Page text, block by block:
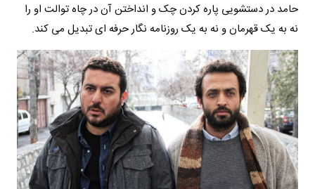
حامد در دستشویی پاره کردن چک و انداختن آن در چاه توالت او را
نه به یک قهرمان و نه به یک روزنامه نگار حرفه ای تبدیل می کند.